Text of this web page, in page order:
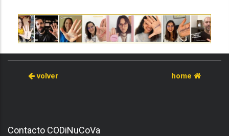
volver home
Contacto CODiNuCoVa